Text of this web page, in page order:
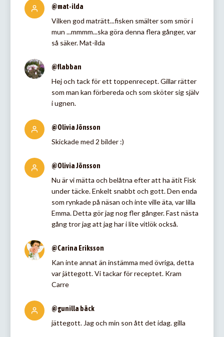
@mat-ilda
Vilken god maträtt...fisken smälter som smör i
mun ...mmmm...ska göra denna flera gånger, var
så säker. Mat-ilda
@flabban
Hej och tack för ett toppenrecept. Gillar rätter
som man kan förbereda och som sköter sig själv
i ugnen.
@Olivia Jönsson
Skickade med 2 bilder :)
@Olivia Jönsson
Nu är vi mätta och belåtna efter att ha ätit Fisk
under täcke. Enkelt snabbt och gott. Den enda
som rynkade på näsan och inte ville äta, var lilla
Emma. Detta gör jag nog fler gånger. Fast nästa
gång tror jag att jag har i lite vitlök också.
@Carina Eriksson
Kan inte annat än instämma med övriga, detta
var jättegott. Vi tackar för receptet. Kram
Carre
@gunilla bäck
jättegott. Jag och min son ått det idag. gilla